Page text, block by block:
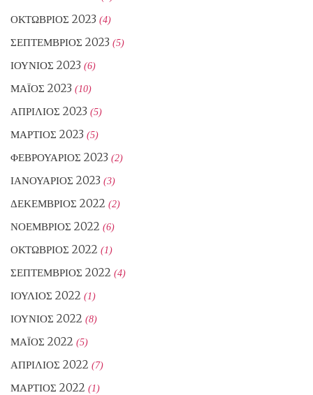
ΟΚΤΏΒΡΙΟΣ 2023 (4)
ΣΕΠΤΈΜΒΡΙΟΣ 2023 (5)
ΙΟΎΝΙΟΣ 2023 (6)
ΜΆΙΟΣ 2023 (10)
ΑΠΡΊΛΙΟΣ 2023 (5)
ΜΆΡΤΙΟΣ 2023 (5)
ΦΕΒΡΟΥΆΡΙΟΣ 2023 (2)
ΙΑΝΟΥΆΡΙΟΣ 2023 (3)
ΔΕΚΈΜΒΡΙΟΣ 2022 (2)
ΝΟΈΜΒΡΙΟΣ 2022 (6)
ΟΚΤΏΒΡΙΟΣ 2022 (1)
ΣΕΠΤΈΜΒΡΙΟΣ 2022 (4)
ΙΟΎΛΙΟΣ 2022 (1)
ΙΟΎΝΙΟΣ 2022 (8)
ΜΆΙΟΣ 2022 (5)
ΑΠΡΊΛΙΟΣ 2022 (7)
ΜΆΡΤΙΟΣ 2022 (1)